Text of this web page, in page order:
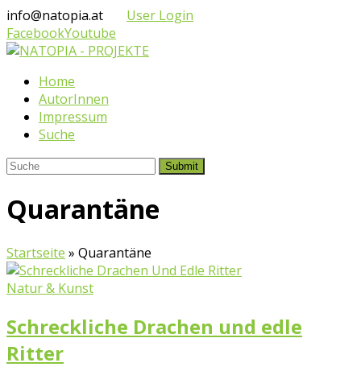
info@natopia.at
User Login
FacebookYoutube
Home
AutorInnen
Impressum
Suche
Submit
Quarantäne
Startseite » Quarantäne
Natur & Kunst
Schreckliche Drachen und edle
Ritter